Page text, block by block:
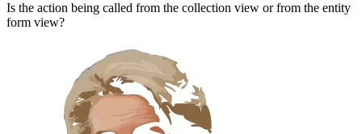
Is the action being called from the collection view or from the entity
form view?